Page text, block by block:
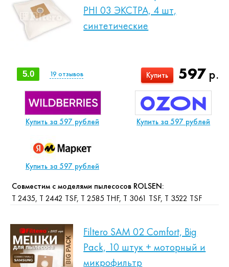
PHI 03 ЭКСТРА, 4 шт,
синтетические
597р.
Купить
5.0 19 отзывов
Купить за 597 рублей Купить за 597 рублей
Купить за 597 рублей
Совместим с моделями пылесосов ROLSEN:
T 2435, T 2442 TSF, T 2585 THF, T 3061 TSF, T 3522 TSF
Filtero SAM 02 Comfort, Big
Pack, 10 штук + моторный и
микрофильтр